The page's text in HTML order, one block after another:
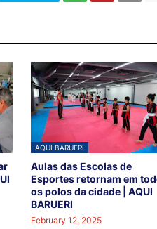
AQUI BARUERI
Aulas das Escolas de
Esportes retornam em
os polos da cidade | AQUI
BARUERI
February 12, 2025